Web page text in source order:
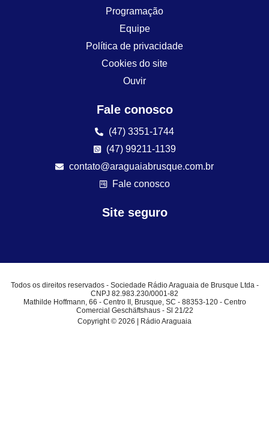
Programação
Equipe
Política de privacidade
Cookies do site
Ouvir
Fale conosco
(47) 3351-1744
(47) 99211-1139
contato@araguaiabrusque.com.br
Fale conosco
Site seguro
Todos os direitos reservados - Sociedade Rádio Araguaia de Brusque Ltda -
CNPJ 82.983.230/0001-82
Mathilde Hoffmann, 66 - Centro II, Brusque, SC - 88353-120 - Centro
Comercial Geschäftshaus - Sl 21/22
Copyright © 2026 | Rádio Araguaia